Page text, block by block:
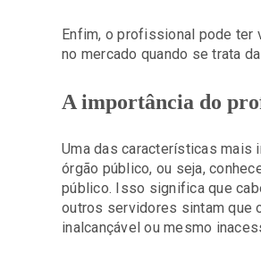
Enfim, o profissional pode ter
no mercado quando se trata
A importância do
Uma das características mais
órgão público, ou seja,
público. Isso significa que
outros servidores sintam que
inalcançável ou mesmo